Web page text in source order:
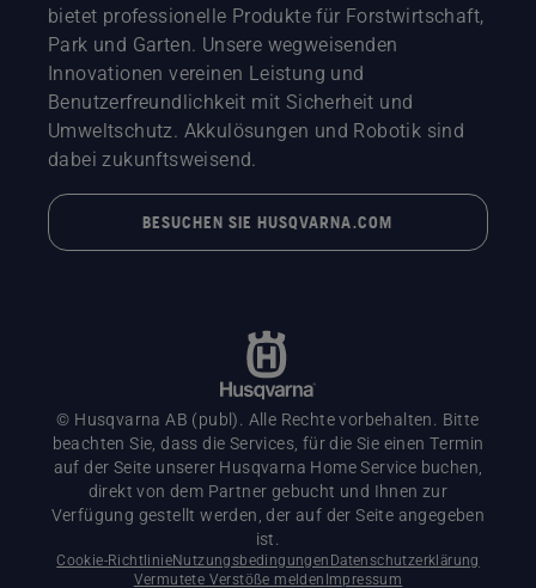
bietet professionelle Produkte für Forstwirtschaft,
Park und Garten. Unsere wegweisenden
Innovationen vereinen Leistung und
Benutzerfreundlichkeit mit Sicherheit und
Umweltschutz. Akkulösungen und Robotik sind
dabei zukunftsweisend.
BESUCHEN SIE HUSQVARNA.COM
© Husqvarna AB (publ). Alle Rechte vorbehalten. Bitte
beachten Sie, dass die Services, für die Sie einen Termin
auf der Seite unserer Husqvarna Home Service buchen,
direkt von dem Partner gebucht und Ihnen zur
Verfügung gestellt werden, der auf der Seite angegeben
ist.
Cookie-RichtlinieNutzungsbedingungen Datenschutzerklärung
Vermutete Verstöße melden Impressum